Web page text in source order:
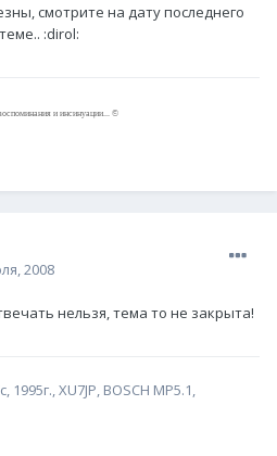
смотрите на дату последнего
:dirol:
и инсинуации... ©
2008
нельзя, тема то не закрыта!
XU7JP, ВОSCH MP5.1,